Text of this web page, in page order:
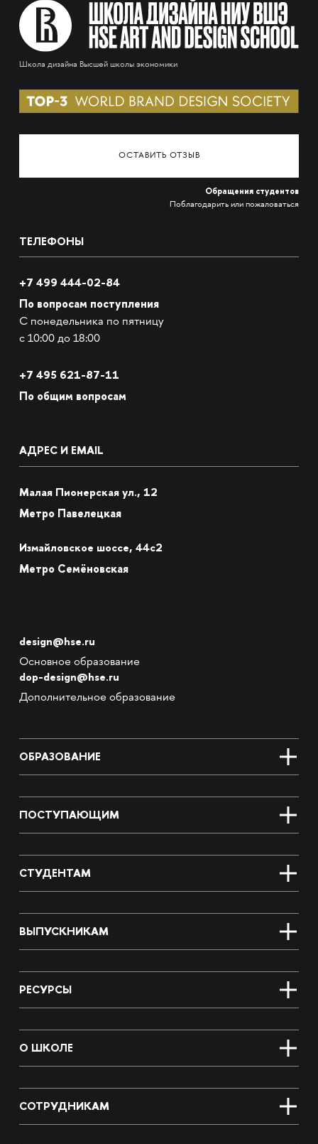
Школа дизайна Высшей школы экономики
ОСТАВИТЬ ОТЗЫВ
Обращения студентов
Поблагодарить или пожаловаться
ТЕЛЕФОНЫ
+7 499 444-02-84
По вопросам поступления
С понедельника по пятницу
с 10:00 до 18:00
+7 495 621-87-11
По общим вопросам
АДРЕС И EMAIL
Малая Пионерская ул., 12
Метро Павелецкая
Измайловское шоссе, 44с2
Метро Семёновская
design@hse.ru
Основное образование
dop-design@hse.ru
Дополнительное образование
ОБРАЗОВАНИЕ
ПОСТУПАЮЩИМ
СТУДЕНТАМ
ВЫПУСКНИКАМ
РЕСУРСЫ
О ШКОЛЕ
СОТРУДНИКАМ